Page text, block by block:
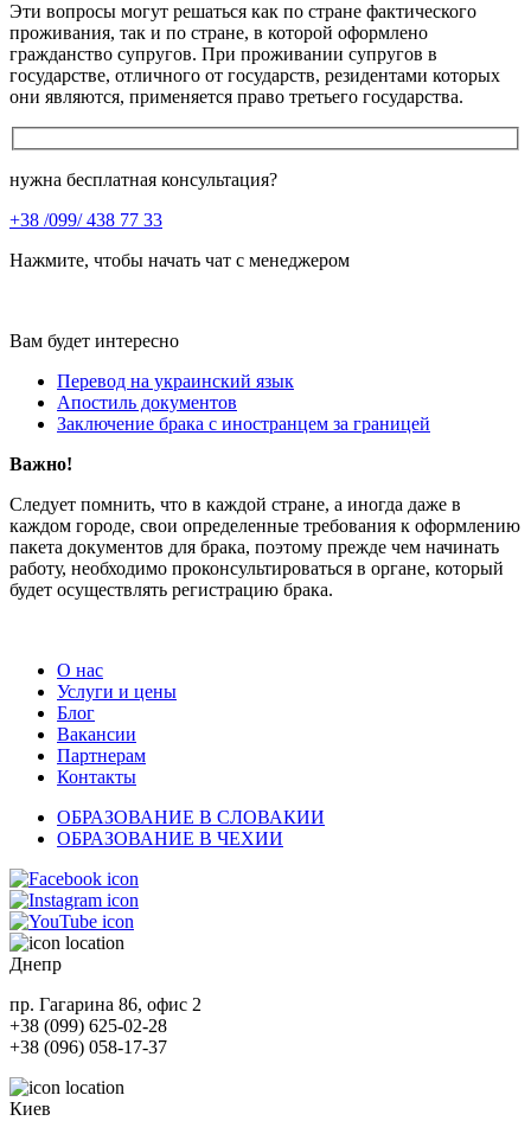
Эти вопросы могут решаться как по стране фактического
проживания, так и по стране, в которой оформлено
гражданство супругов. При проживании супругов в
государстве, отличного от государств, резидентами которых
они являются, применяется право третьего государства.
нужна бесплатная консультация?
+38 /099/ 438 77 33
Нажмите, чтобы начать чат с менеджером
Вам будет интересно
Перевод на украинский язык
Апостиль документов
Заключение брака с иностранцем за границей
Важно!
Следует помнить, что в каждой стране, а иногда даже в
каждом городе, свои определенные требования к оформлению
пакета документов для брака, поэтому прежде чем начинать
работу, необходимо проконсультироваться в органе, который
будет осуществлять регистрацию брака.
О нас
Услуги и цены
Блог
Вакансии
Партнерам
Контакты
ОБРАЗОВАНИЕ В СЛОВАКИИ
ОБРАЗОВАНИЕ В ЧЕХИИ
Днепр
пр. Гагарина 86, офис 2
+38 (099) 625-02-28
+38 (096) 058-17-37
Киев